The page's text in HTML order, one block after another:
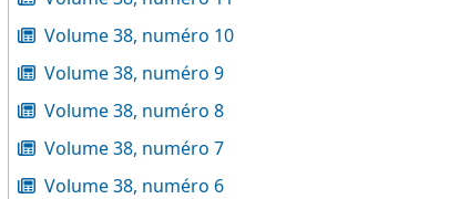
Volume 38, numéro 10
Volume 38, numéro 9
Volume 38, numéro 8
Volume 38, numéro 7
Volume 38, numéro 6